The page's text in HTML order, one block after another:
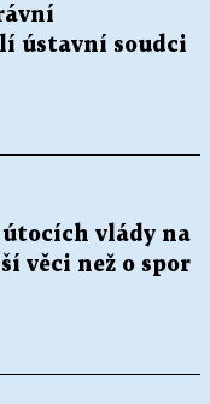
ústavní soudci
útocích vlády na
věci než o spor